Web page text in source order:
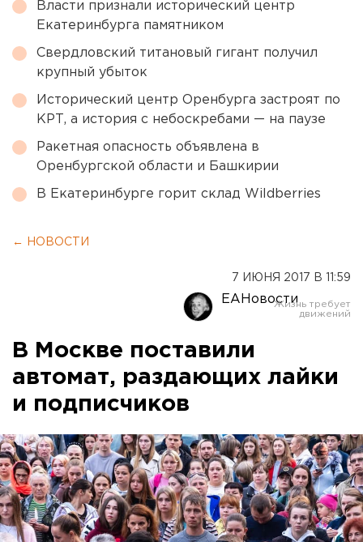
Власти признали исторический центр
Екатеринбурга памятником
Свердловский титановый гигант получил
крупный убыток
Исторический центр Оренбурга застроят по
КРТ, а история с небоскребами — на паузе
Ракетная опасность объявлена в
Оренбургской области и Башкирии
В Екатеринбурге горит склад Wildberries
← НОВОСТИ
7 ИЮНЯ 2017 В 11:59
ЕАНовости
В Москве поставили
автомат, раздающих лайки
и подписчиков